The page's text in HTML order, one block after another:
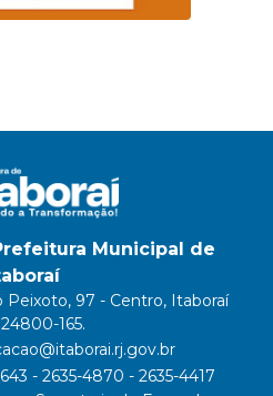
Municipal de
Peixoto, 97 - Centro, Itaboraí
165.
- 2635-4870 - 2635-4417